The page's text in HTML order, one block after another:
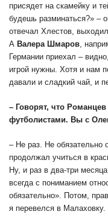
присядет на скамейку и
будешь разминаться?» –
отвечал Хлестов,
А Валера Шмаров ,
Германии приехал –
игрой нужны. Хотя и нам
давали и сладкий чай, и
– Говорят, что
футболистами. Вы с
– Не раз. Не обязательно
продолжал учиться в
Ну, и раз в два-три
всегда с пониманием
обязательно». Потом,
я перевелся в Малаховку.